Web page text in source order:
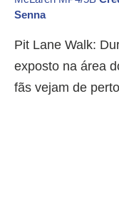
Senna
Pit Lane Walk:
exposto na área
fãs vejam de